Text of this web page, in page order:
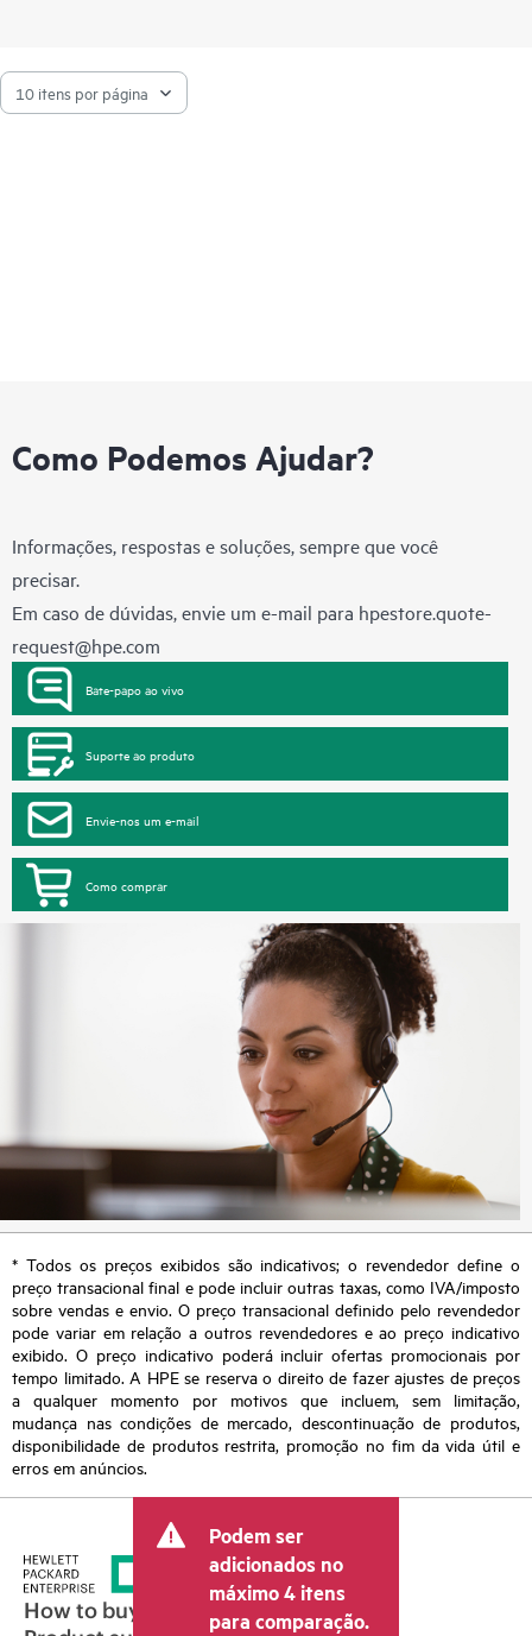
Como Podemos Ajudar?
Informações, respostas e soluções, sempre que você
precisar.
Em caso de dúvidas, envie um e-mail para hpestore.quote-
request@hpe.com
Bate-papo ao vivo
Suporte ao produto
Envie-nos um e-mail
Como comprar
* Todos os preços exibidos são indicativos; o revendedor define o
preço transacional final e pode incluir outras taxas, como IVA/imposto
sobre vendas e envio. O preço transacional definido pelo revendedor
pode variar em relação a outros revendedores e ao preço indicativo
exibido. O preço indicativo poderá incluir ofertas promocionais por
tempo limitado. A HPE se reserva o direito de fazer ajustes de preços
a qualquer momento por motivos que incluem, sem limitação,
mudança nas condições de mercado, descontinuação de produtos,
disponibilidade de produtos restrita, promoção no fim da vida útil e
erros em anúncios.
Podem ser
adicionados no
máximo 4 itens
para comparação.
How to buy